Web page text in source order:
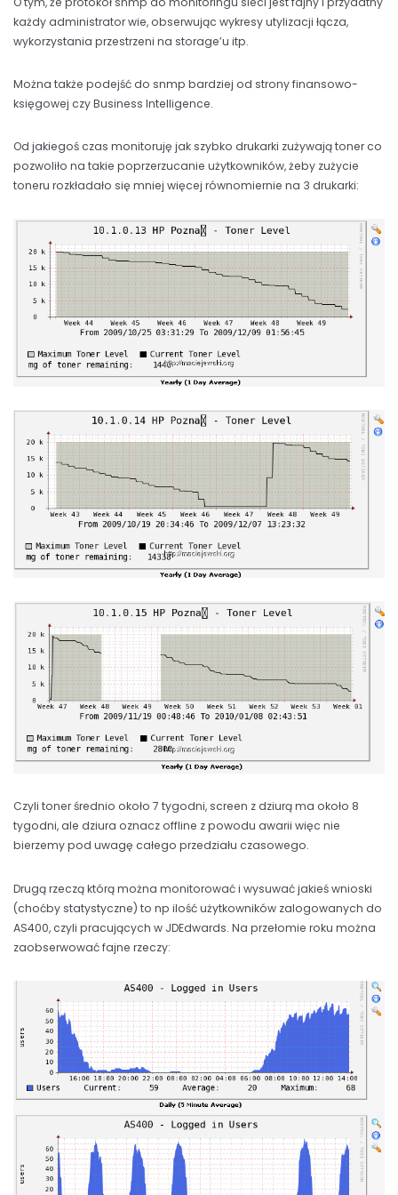
każdy administrator wie, obserwując wykresy utylizacji łącza,
wykorzystania przestrzeni na storage’u itp.
Można także podejść do snmp bardziej od strony finansowo-
księgowej czy Business Intelligence.
Od jakiegoś czas monitoruję jak szybko drukarki zużywają toner co
pozwoliło na takie poprzerzucanie użytkowników, żeby zużycie
toneru rozkładało się mniej więcej równomiernie na 3 drukarki:
Czyli toner średnio około 7 tygodni, screen z dziurą ma około 8
tygodni, ale dziura oznacz offline z powodu awarii więc nie
bierzemy pod uwagę całego przedziału czasowego.
Drugą rzeczą którą można monitorować i wysuwać jakieś wnioski
(choćby statystyczne) to np ilość użytkowników zalogowanych do
AS400, czyli pracujących w JDEdwards. Na przełomie roku można
zaobserwować fajne rzeczy: